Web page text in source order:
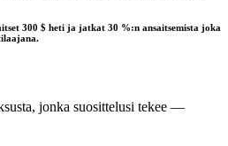
300 $ heti ja jatkat 30 %:n ansaitsemista joka
jonka suosittelusi tekee —